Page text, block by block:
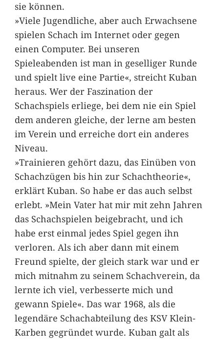
sie können.
»Viele Jugendliche, aber auch Erwachsene
spielen Schach im Internet oder gegen
einen Computer. Bei unseren
Spieleabenden ist man in geselliger Runde
und spielt live eine Partie«, streicht Kuban
heraus. Wer der Faszination der
Schachspiels erliege, bei dem nie ein Spiel
dem anderen gleiche, der lerne am besten
im Verein und erreiche dort ein anderes
Niveau.
»Trainieren gehört dazu, das Einüben von
Schachzügen bis hin zur Schachtheorie«,
erklärt Kuban. So habe er das auch selbst
erlebt. »Mein Vater hat mir mit zehn Jahren
das Schachspielen beigebracht, und ich
habe erst einmal jedes Spiel gegen ihn
verloren. Als ich aber dann mit einem
Freund spielte, der gleich stark war und er
mich mitnahm zu seinem Schachverein, da
lernte ich viel, verbesserte mich und
gewann Spiele«. Das war 1968, als die
legendäre Schachabteilung des KSV Klein-
Karben gegründet wurde. Kuban galt als